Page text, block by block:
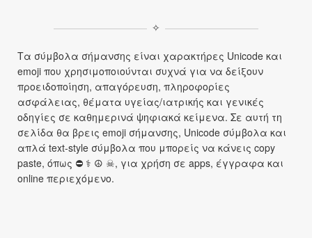
✧
Τα σύμβολα σήμανσης είναι χαρακτήρες Unicode και
emoji που χρησιμοποιούνται συχνά για να δείξουν
προειδοποίηση, απαγόρευση, πληροφορίες
ασφάλειας, θέματα υγείας/ιατρικής και γενικές
οδηγίες σε καθημερινά ψηφιακά κείμενα. Σε αυτή τη
σελίδα θα βρεις emoji σήμανσης, Unicode σύμβολα και
απλά text-style σύμβολα που μπορείς να κάνεις copy
paste, όπως ⛔ ⚕ ☮ ☠, για χρήση σε apps, έγγραφα και
online περιεχόμενο.